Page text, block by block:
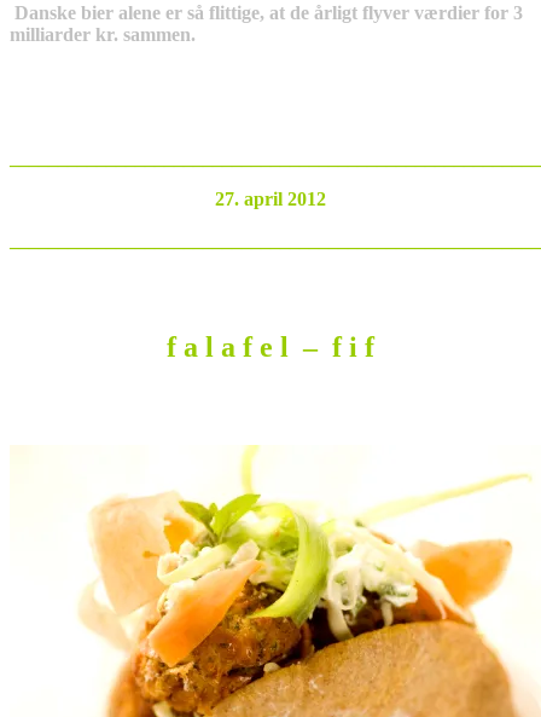
Danske bier alene er så flittige, at de årligt flyver værdier for 3
milliarder kr. sammen.
27. april 2012
f a l a f e l – f i f